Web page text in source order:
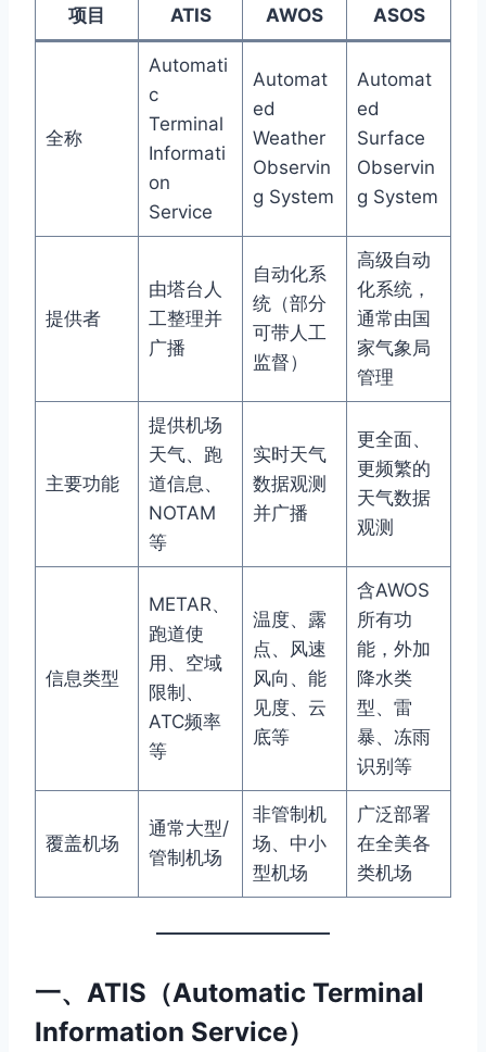
项目 ATIS AWOS ASOS
全称
Automati
c
Terminal
Informati
on
Service
Automat
ed
Weather
Observin
g System
Automat
ed
Surface
Observin
g System
提供者
由塔台人
工整理并
广播
自动化系
统（部分
可带人工
监督）
高级自动
化系统，
通常由国
家气象局
管理
主要功能
提供机场
天气、跑
道信息、
NOTAM
等
实时天气
数据观测
并广播
更全面、
更频繁的
天气数据
观测
信息类型
METAR、
跑道使
用、空域
限制、
ATC频率
等
温度、露
点、风速
风向、能
见度、云
底等
含AWOS
所有功
能，外加
降水类
型、雷
暴、冻雨
识别等
覆盖机场
通常大型/
管制机场
非管制机
场、中小
型机场
广泛部署
在全美各
类机场
一、ATIS（Automatic Terminal
Information Service）